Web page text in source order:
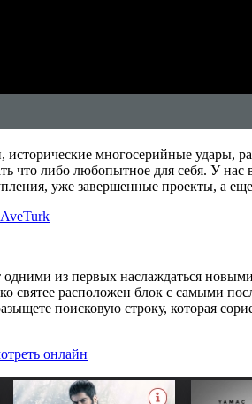
многосерийные удары,
либо любопытное для себя. У нас
уже завершенные проекты, а
из первых наслаждаться
святее расположен блок с самыми
поисковую строку, которая
онлайн